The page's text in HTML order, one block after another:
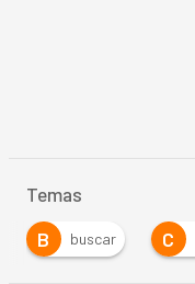
Temas
B
buscar C